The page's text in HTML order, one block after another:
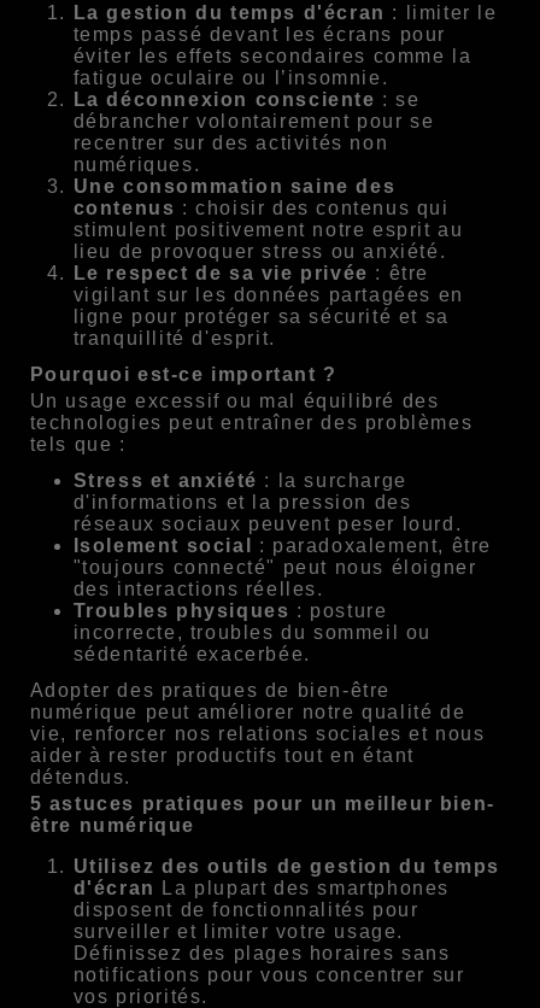
La gestion du temps d'écran : limiter le
temps passé devant les écrans pour
éviter les effets secondaires comme la
fatigue oculaire ou l’insomnie.
La déconnexion consciente : se
débrancher volontairement pour se
recentrer sur des activités non
numériques.
Une consommation saine des
contenus : choisir des contenus qui
stimulent positivement notre esprit au
lieu de provoquer stress ou anxiété.
Le respect de sa vie privée : être
vigilant sur les données partagées en
ligne pour protéger sa sécurité et sa
tranquillité d'esprit.
Pourquoi est-ce important ?
Un usage excessif ou mal équilibré des
technologies peut entraîner des problèmes
tels que :
Stress et anxiété : la surcharge
d'informations et la pression des
réseaux sociaux peuvent peser lourd.
Isolement social
: paradoxalement, être
"toujours connecté" peut nous éloigner
des interactions réelles.
Troubles physiques : posture
incorrecte, troubles du sommeil ou
sédentarité exacerbée.
Adopter des pratiques de bien-être
numérique peut améliorer notre qualité de
vie, renforcer nos relations sociales et nous
aider à rester productifs tout en étant
détendus.
5 astuces pratiques pour un meilleur bien-
être numérique
Utilisez des outils de gestion du temps
d'écran
La plupart des smartphones
disposent de fonctionnalités pour
surveiller et limiter votre usage.
Définissez des plages horaires sans
notifications pour vous concentrer sur
vos priorités.